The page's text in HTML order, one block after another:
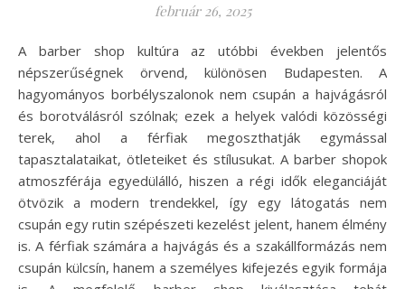
február 26, 2025
A barber shop kultúra az utóbbi években jelentős
népszerűségnek örvend, különösen Budapesten. A
hagyományos borbélyszalonok nem csupán a hajvágásról
és borotválásról szólnak; ezek a helyek valódi közösségi
terek, ahol a férfiak megoszthatják egymással
tapasztalataikat, ötleteiket és stílusukat. A barber shopok
atmoszférája egyedülálló, hiszen a régi idők eleganciáját
ötvözik a modern trendekkel, így egy látogatás nem
csupán egy rutin szépészeti kezelést jelent, hanem élmény
is. A férfiak számára a hajvágás és a szakállformázás nem
csupán külcsín, hanem a személyes kifejezés egyik formája